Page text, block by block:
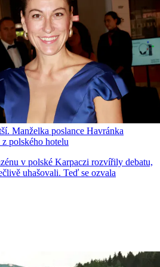
Manželka poslance Havránka
polského hotelu
v polské Karpaczi rozvířily debatu,
uhašovali. Teď se ozvala